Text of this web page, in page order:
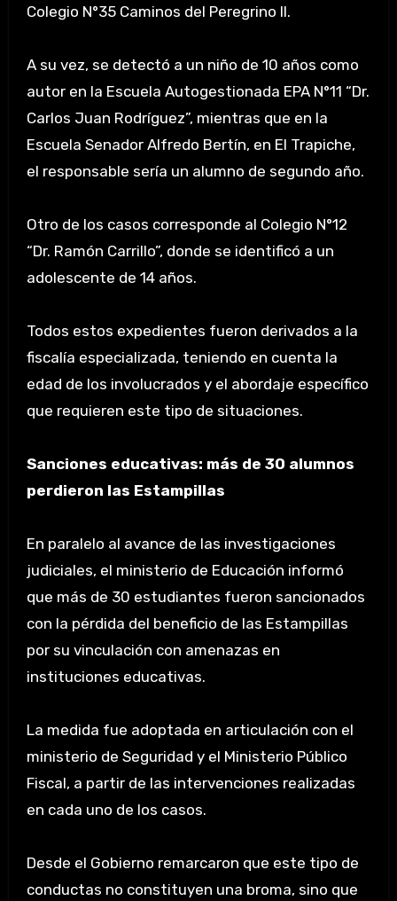
Colegio N°35 Caminos del Peregrino II.
A su vez, se detectó a un niño de 10 años como
autor en la Escuela Autogestionada EPA N°11 “Dr.
Carlos Juan Rodríguez”, mientras que en la
Escuela Senador Alfredo Bertín, en El Trapiche,
el responsable sería un alumno de segundo año.
Otro de los casos corresponde al Colegio N°12
“Dr. Ramón Carrillo”, donde se identificó a un
adolescente de 14 años.
Todos estos expedientes fueron derivados a la
fiscalía especializada, teniendo en cuenta la
edad de los involucrados y el abordaje específico
que requieren este tipo de situaciones.
Sanciones educativas: más de 30 alumnos
perdieron las Estampillas
En paralelo al avance de las investigaciones
judiciales, el ministerio de Educación informó
que más de 30 estudiantes fueron sancionados
con la pérdida del beneficio de las Estampillas
por su vinculación con amenazas en
instituciones educativas.
La medida fue adoptada en articulación con el
ministerio de Seguridad y el Ministerio Público
Fiscal, a partir de las intervenciones realizadas
en cada uno de los casos.
Desde el Gobierno remarcaron que este tipo de
conductas no constituyen una broma, sino que